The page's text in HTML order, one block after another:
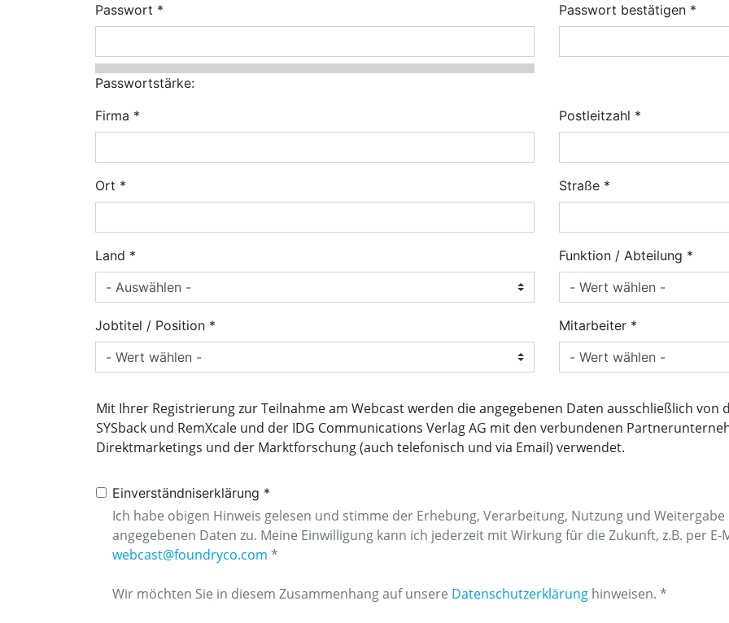
Passwort
Passwortstärke:
Passwort bestätigen
Firma Postleitzahl
Ort Straße
Land Funktion / Abteilung
Jobtitel / Position Mitarbeiter
Mit Ihrer Registrierung zur Teilnahme am Webcast werden die angegebenen Daten ausschließlich von
SYSback und RemXcale und der IDG Communications Verlag AG mit den verbundenen
Direktmarketings und der Marktforschung (auch telefonisch und via Email) verwendet.
Einverständniserklärung
Ich habe obigen Hinweis gelesen und stimme der Erhebung, Verarbeitung, Nutzung und
angegebenen Daten zu. Meine Einwilligung kann ich jederzeit mit Wirkung für die Zukunft, z.B. per
webcast@foundryco.com *
Wir möchten Sie in diesem Zusammenhang auf unsere Datenschutzerklärung hinweisen. *